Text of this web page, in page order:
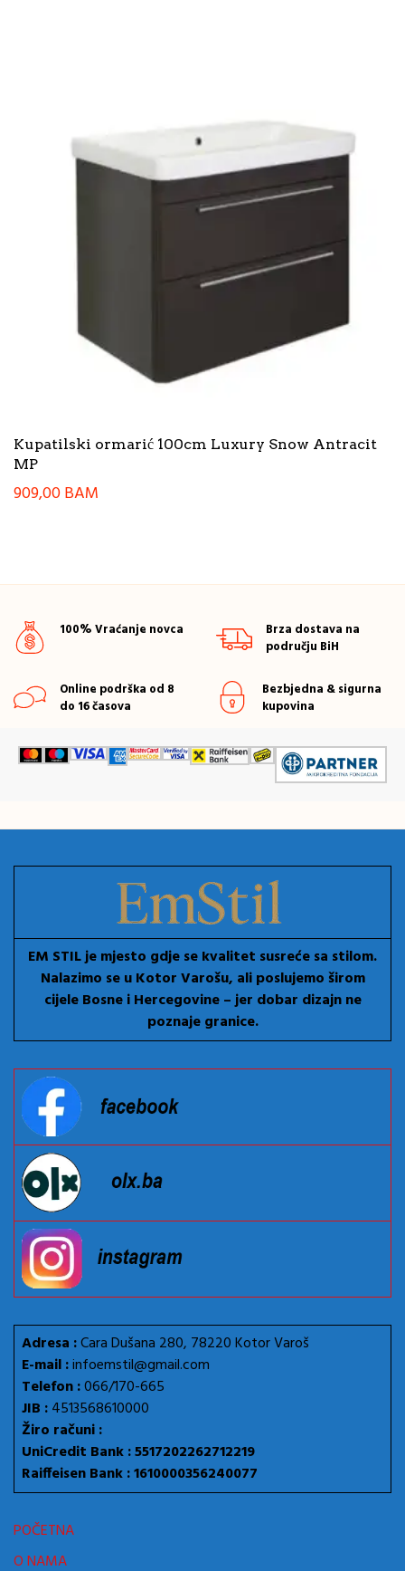
Kupatilski ormarić 100cm Luxury Snow Antracit
MP
909,00BAM
100% Vraćanje novca
Brza dostava na
području BiH
Online podrška od 8
do 16 časova
Bezbjedna & sigurna
kupovina
EM STIL je mjesto gdje se kvalitet susreće sa stilom.
Nalazimo se u Kotor Varošu, ali poslujemo širom
cijele Bosne i Hercegovine – jer dobar dizajn ne
poznaje granice.
Adresa :Cara Dušana 280, 78220 Kotor Varoš
E-mail :infoemstil@gmail.com
Telefon :066/170-665
JIB :4513568610000
Žiro računi :
UniCredit Bank : 5517202262712219
Raiffeisen Bank : 1610000356240077
POČETNA
O NAMA